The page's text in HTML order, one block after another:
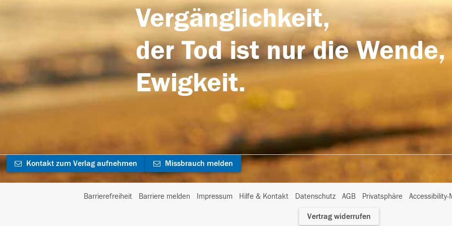
Vergänglichkeit,
der Tod ist nur die
Ewigkeit.
Kontakt zum Verlag aufnehmen Missbrauch melden
Barrierefreiheit Barriere melden Impressum Hilfe & Kontakt Datenschutz AGB Privatsphäre
I
Vertrag widerrufen